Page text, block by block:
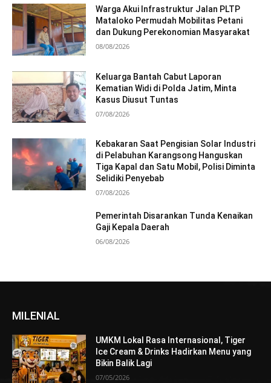
Warga Akui Infrastruktur Jalan PLTP
Mataloko Permudah Mobilitas Petani
dan Dukung Perekonomian Masyarakat
08/08/2026
Keluarga Bantah Cabut Laporan
Kematian Widi di Polda Jatim, Minta
Kasus Diusut Tuntas
07/08/2026
Kebakaran Saat Pengisian Solar Industri
di Pelabuhan Karangsong Hanguskan
Tiga Kapal dan Satu Mobil, Polisi Diminta
Selidiki Penyebab
07/08/2026
Pemerintah Disarankan Tunda Kenaikan
Gaji Kepala Daerah
06/08/2026
MILENIAL
UMKM Lokal Rasa Internasional, Tiger
Ice Cream & Drinks Hadirkan Menu yang
Bikin Balik Lagi
07/05/2026